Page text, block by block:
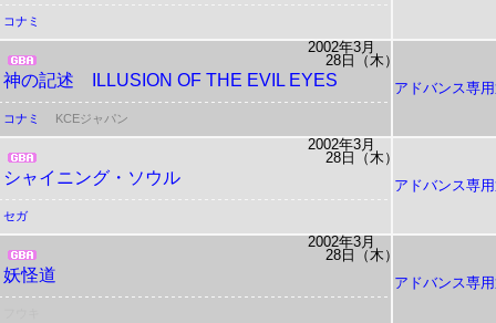
コナミ
2002年3月
28日（木）
神の記述 ILLUSION OF THE EVIL EYES アドバンス専
コナミ KCEジャパン
2002年3月
28日（木）
シャイニング・ソウル アドバンス専
セガ
2002年3月
28日（木）
妖怪道 アドバンス専